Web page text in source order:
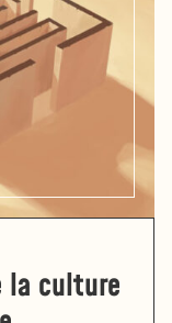
la culture